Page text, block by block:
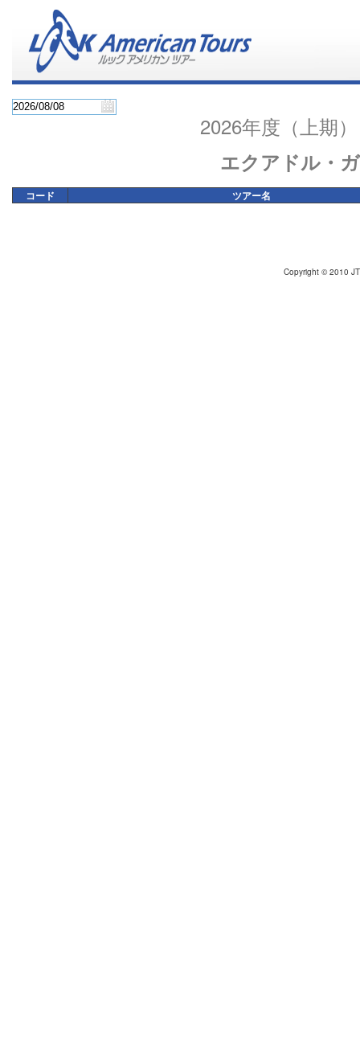
2026年度（上期
エクアドル・
コード ツアー名
Copyright © 2010